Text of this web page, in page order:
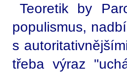
Teoretik by
populismus,
s
třeba výraz